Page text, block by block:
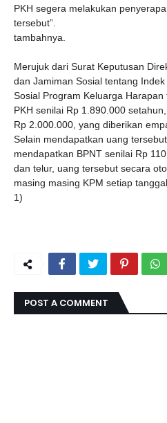
PKH segera melakukan
tersebut”.
tambahnya.
Merujuk dari Surat Keputusan
dan Jamiman Sosial tentang
Sosial Program Keluarga
PKH senilai Rp 1.890.000
Rp 2.000.000, yang diberikan
Selain mendapatkan uang
mendapatkan BPNT senilai Rp
dan telur, uang tersebut secara
masing masing KPM setiap
1)
POST A COMMENT